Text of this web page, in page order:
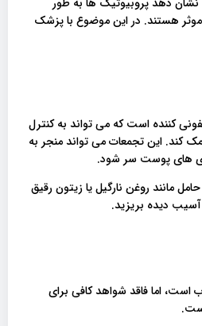
هستند. در این موضوع با پزشک
کننده است که می تواند به کنترل
کند. این تجمعات می تواند منجر به
های پوست سر شود.
مانند روغن نارگیل یا زیتون رقیق
دیده بریزید.
اما فاقد شواهد کافی برای